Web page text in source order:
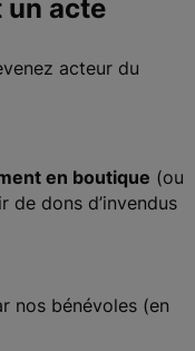
un acte
acteur du
en boutique (ou
dons d’invendus
nos bénévoles (en